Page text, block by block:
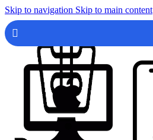
Skip to navigation Skip to main content